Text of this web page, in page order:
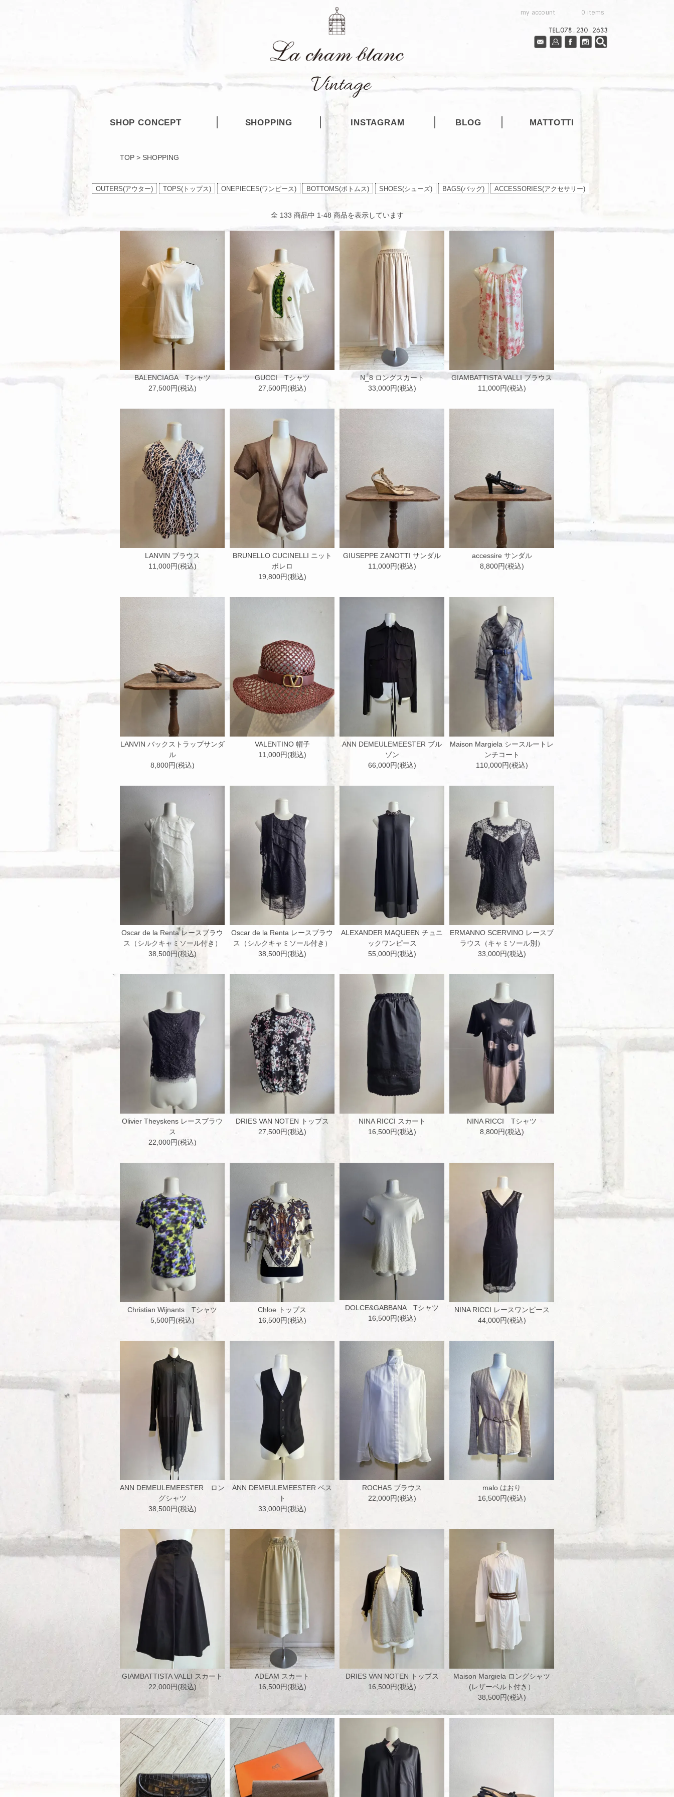
my account 0 items
SHOP CONCEPT SHOPPING INSTAGRAM BLOG MATTOTTI
TOP > SHOPPING
OUTERS(アウター) TOPS(トップス) ONEPIECES(ワンピース) BOTTOMS(ボトムス) SHOES(シューズ) BAGS(バッグ) ACCESSORIES(アクセサリー)
全 133 商品中 1-48 商品を表示しています
BALENCIAGA Tシャツ
27,500円(税込)
GUCCI Tシャツ
27,500円(税込)
N_8 ロングスカート
33,000円(税込)
GIAMBATTISTA VALLI ブラウス
11,000円(税込)
LANVIN ブラウス
11,000円(税込)
BRUNELLO CUCINELLI ニット
ボレロ
19,800円(税込)
GIUSEPPE ZANOTTI サンダル
11,000円(税込)
accessire サンダル
8,800円(税込)
LANVIN バックストラップサンダ
ル
8,800円(税込)
VALENTINO 帽子
11,000円(税込)
ANN DEMEULEMEESTER ブル
ゾン
66,000円(税込)
Maison Margiela シースルートレ
ンチコート
110,000円(税込)
Oscar de la Renta レースブラウ
ス（シルクキャミソール付き）
38,500円(税込)
Oscar de la Renta レースブラウ
ス（シルクキャミソール付き）
38,500円(税込)
ALEXANDER MAQUEEN チュニ
ックワンピース
55,000円(税込)
ERMANNO SCERVINO レースブ
ラウス（キャミソール別）
33,000円(税込)
Olivier Theyskens レースブラウ
ス
22,000円(税込)
DRIES VAN NOTEN トップス
27,500円(税込)
NINA RICCI スカート
16,500円(税込)
NINA RICCI Tシャツ
8,800円(税込)
Christian Wijnants Tシャツ
5,500円(税込)
Chloe トップス
16,500円(税込)
DOLCE&GABBANA Tシャツ
16,500円(税込)
NINA RICCI レースワンピース
44,000円(税込)
ANN DEMEULEMEESTER ロン
グシャツ
38,500円(税込)
ANN DEMEULEMEESTER ベス
ト
33,000円(税込)
ROCHAS ブラウス
22,000円(税込)
malo はおり
16,500円(税込)
GIAMBATTISTA VALLI スカート
22,000円(税込)
ADEAM スカート
16,500円(税込)
DRIES VAN NOTEN トップス
16,500円(税込)
Maison Margiela ロングシャツ
(レザーベルト付き）
38,500円(税込)